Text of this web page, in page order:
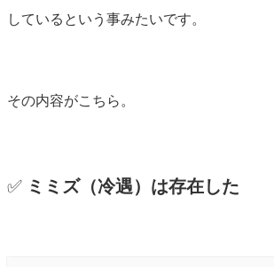
しているという事みたいです。
その内容がこちら。
✅ ミミズ（冷遇）は存在した